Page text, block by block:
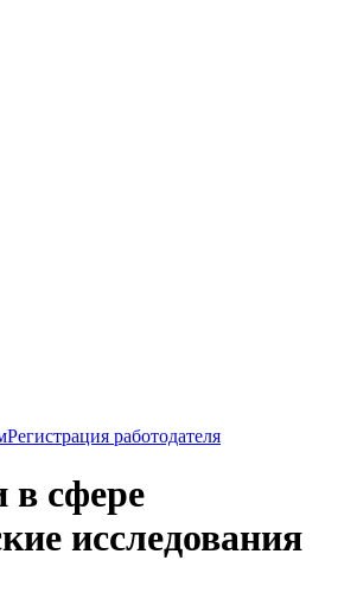
Регистрация работодателя
сфере
исследования